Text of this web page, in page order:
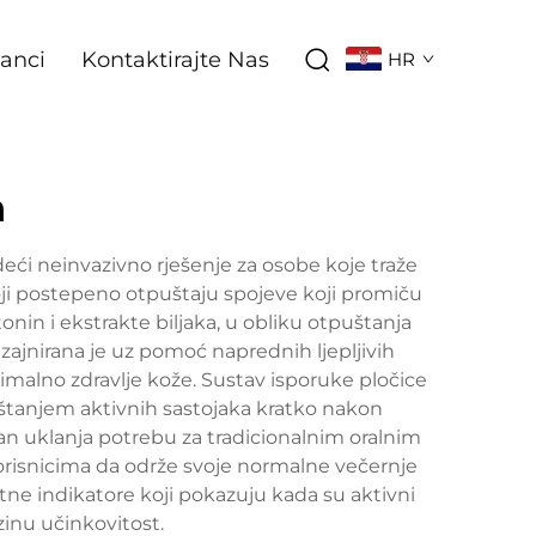
Kontaktirajte Nas HR
neinvazivno rješenje za osobe koje traže
postepeno otpuštaju spojeve koji promiču
i ekstrakte biljaka, u obliku otpuštanja
je uz pomoć naprednih ljepljivih
zdravlje kože. Sustav isporuke pločice
aktivnih sastojaka kratko nakon
uklanja potrebu za tradicionalnim oralnim
da održe svoje normalne večernje
indikatore koji pokazuju kada su aktivni
učinkovitost.